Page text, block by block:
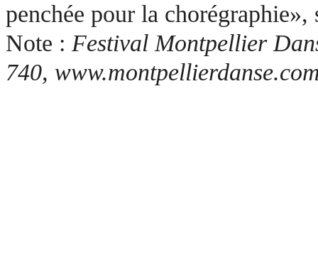
penchée pour la
Note : Festival Montpellier
740,